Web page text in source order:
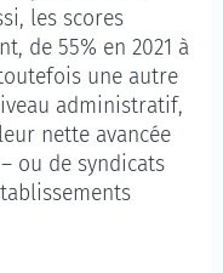
les scores
de 55% en 2021 à
une autre
administratif,
nette avancée
ou de syndicats